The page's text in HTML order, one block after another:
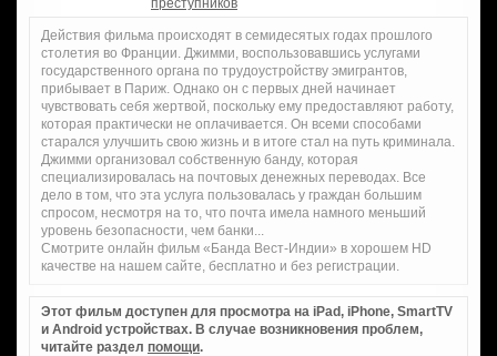
преступников
Действия фильма происходят в семидесятых годах прошлого
столетия во Франции. Джимми, воспользовавшись услугами
государственного органа по трудоустройству эмигрантов,
прибывает в Париж. Однако он с первых дней начинает
чувствовать себя жертвой, поскольку ему предоставляют работу,
которая практически не оплачивается. Он всеми способами
старался улучшить свою жизнь и в итоге стал на путь криминала.
Джимми организовал собственную банду, которая
специализировалась на почтовых денежных переводах. Все
дело в том, что эта услуга пользовалась у граждан большим
спросом, несмотря на то, что почта имела намного меньший
уровень безопасности, чем банки...
Смотрите онлайн фильм «Банда Вест-Индии» в хорошем HD
качестве на нашем сайте, бесплатно и без регистрации.
Этот фильм доступен для просмотра на iPad, iPhone, SmartTV
и Android устройствах. В случае возникновения проблем,
читайте раздел помощи.